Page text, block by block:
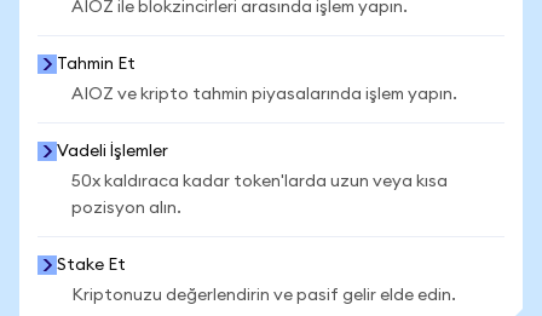
AIOZ ile blokzincirleri arasında işlem yapın.
Tahmin Et
AIOZ ve kripto tahmin piyasalarında işlem yapın.
Vadeli İşlemler
50x kaldıraca kadar token'larda uzun veya kısa
pozisyon alın.
Stake Et
Kriptonuzu değerlendirin ve pasif gelir elde edin.